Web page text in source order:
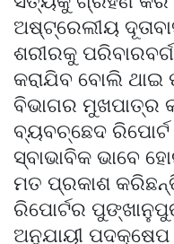
ଅଷ୍ଟ୍ରେଲୀୟ
ଶରୀରକୁ
କରାଯିବ ବୋଲି
ବିଭାଗର ମୁଖପାତ୍ର
ବ୍ୟବଚ୍ଛେଦ
ସ୍ବାଭାବିକ ଭାବେ
ମତ ପ୍ରକାଶ
ରିପୋର୍ଟର
ଅନୁଯାୟୀ ପଦକ୍ଷେପ